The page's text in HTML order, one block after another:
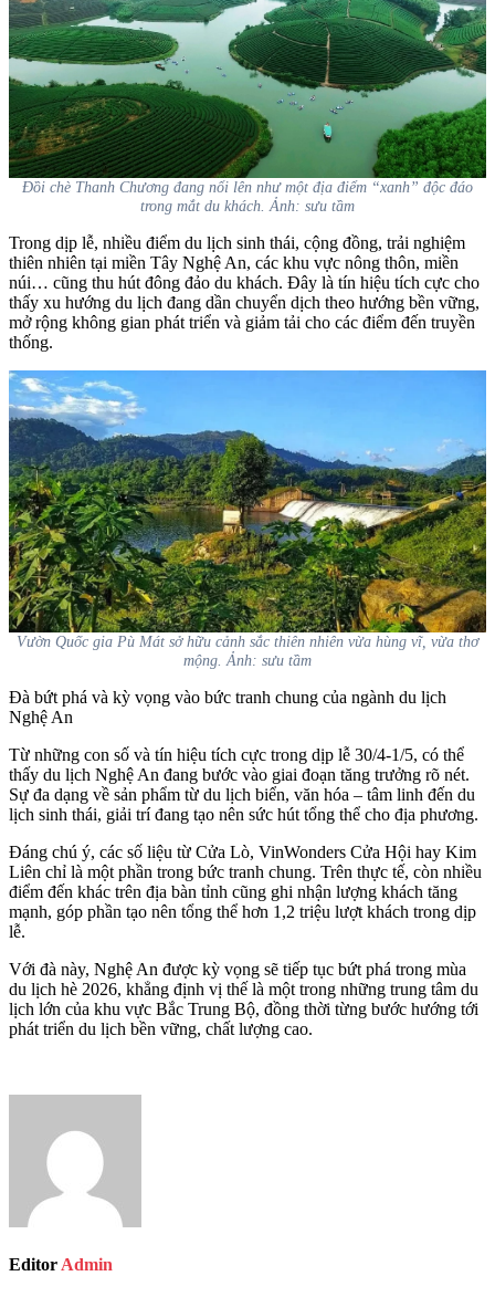
Đồi chè Thanh Chương đang nổi lên như một địa điểm “xanh” độc đáo
trong mắt du khách. Ảnh: sưu tầm
Trong dịp lễ, nhiều điểm du lịch sinh thái, cộng đồng, trải nghiệm
thiên nhiên tại miền Tây Nghệ An, các khu vực nông thôn, miền
núi… cũng thu hút đông đảo du khách. Đây là tín hiệu tích cực cho
thấy xu hướng du lịch đang dần chuyển dịch theo hướng bền vững,
mở rộng không gian phát triển và giảm tải cho các điểm đến truyền
thống.
Vườn Quốc gia Pù Mát sở hữu cảnh sắc thiên nhiên vừa hùng vĩ, vừa thơ
mộng. Ảnh: sưu tầm
Đà bứt phá và kỳ vọng vào bức tranh chung của ngành du lịch
Nghệ An
Từ những con số và tín hiệu tích cực trong dịp lễ 30/4-1/5, có thể
thấy du lịch Nghệ An đang bước vào giai đoạn tăng trưởng rõ nét.
Sự đa dạng về sản phẩm từ du lịch biển, văn hóa – tâm linh đến du
lịch sinh thái, giải trí đang tạo nên sức hút tổng thể cho địa phương.
Đáng chú ý, các số liệu từ Cửa Lò, VinWonders Cửa Hội hay Kim
Liên chỉ là một phần trong bức tranh chung. Trên thực tế, còn nhiều
điểm đến khác trên địa bàn tỉnh cũng ghi nhận lượng khách tăng
mạnh, góp phần tạo nên tổng thể hơn 1,2 triệu lượt khách trong dịp
lễ.
Với đà này, Nghệ An được kỳ vọng sẽ tiếp tục bứt phá trong mùa
du lịch hè 2026, khẳng định vị thế là một trong những trung tâm du
lịch lớn của khu vực Bắc Trung Bộ, đồng thời từng bước hướng tới
phát triển du lịch bền vững, chất lượng cao.
Editor Admin